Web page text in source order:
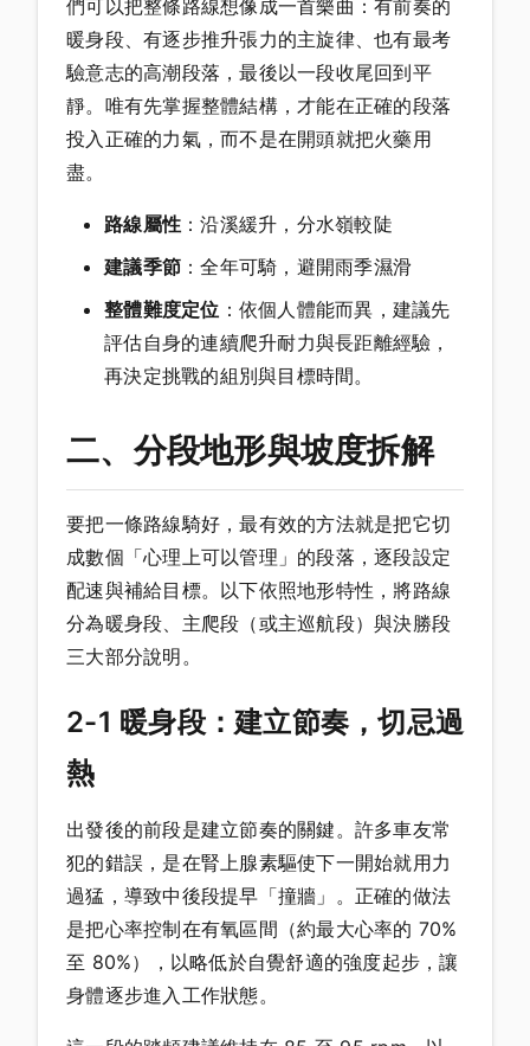
們可以把整條路線想像成一首樂曲：有前奏的
暖身段、有逐步推升張力的主旋律、也有最考
驗意志的高潮段落，最後以一段收尾回到平
靜。唯有先掌握整體結構，才能在正確的段落
投入正確的力氣，而不是在開頭就把火藥用
盡。
路線屬性 ：沿溪緩升，分水嶺較陡
建議季節 ：全年可騎，避開雨季濕滑
整體難度定位 ：依個人體能而異，建議先
評估自身的連續爬升耐力與長距離經驗，
再決定挑戰的組別與目標時間。
二、分段地形與坡度拆解
要把一條路線騎好，最有效的方法就是把它切
成數個「心理上可以管理」的段落，逐段設定
配速與補給目標。以下依照地形特性，將路線
分為暖身段、主爬段（或主巡航段）與決勝段
三大部分說明。
2-1 暖身段：建立節奏，切忌過
熱
出發後的前段是建立節奏的關鍵。許多車友常
犯的錯誤，是在腎上腺素驅使下一開始就用力
過猛，導致中後段提早「撞牆」。正確的做法
是把心率控制在有氧區間（約最大心率的 70%
至 80%），以略低於自覺舒適的強度起步，讓
身體逐步進入工作狀態。